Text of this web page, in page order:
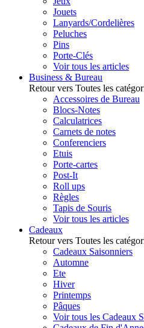
Jouets
Lanyards/Cordelières
Peluches
Pins
Porte-Clés
Voir tous les articles
Business & Bureau
Retour vers Toutes les
Accessoires de Bureau
Blocs-Notes
Calculatrices
Carnets de notes
Conferenciers
Etuis
Porte-cartes
Post-It
Roll ups
Règles
Tapis de Souris
Voir tous les articles
Cadeaux
Retour vers Toutes les
Cadeaux Saisonniers
Automne
Ete
Hiver
Printemps
Pâques
Voir tous les Cadeaux